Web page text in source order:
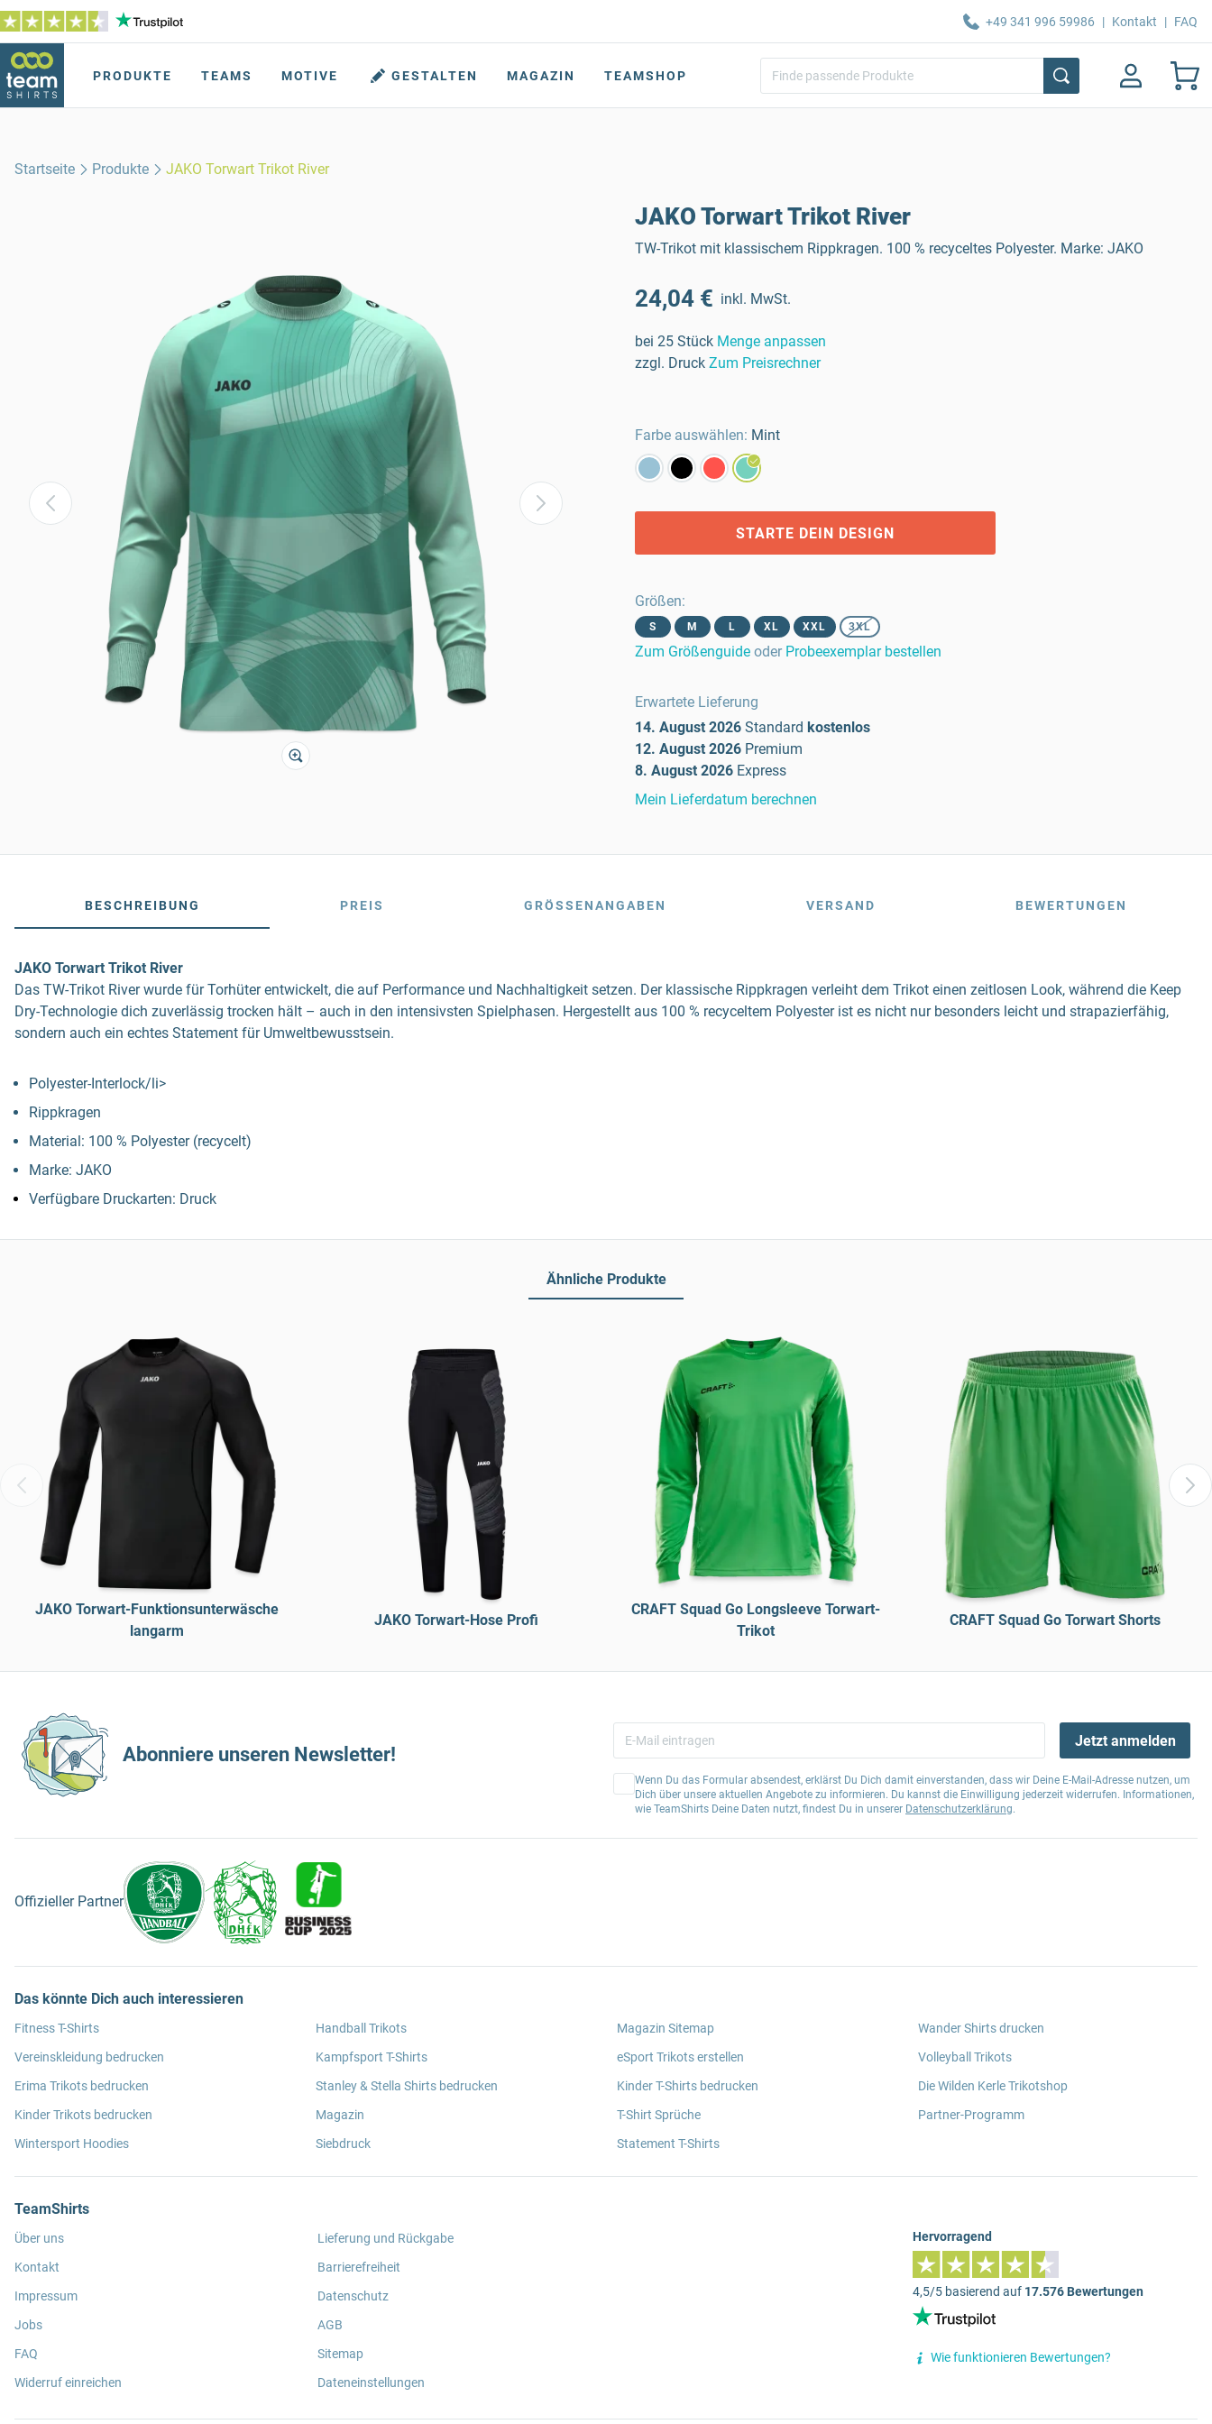
+49 341 996 59986 | Kontakt | FAQ
PRODUKTE TEAMS MOTIVE GESTALTEN MAGAZIN TEAMSHOP
Startseite Produkte JAKO Torwart Trikot River
JAKO Torwart Trikot River
TW-Trikot mit klassischem Rippkragen. 100 % recyceltes Polyester. Marke: JAKO
24,04 € inkl. MwSt.
bei 25 Stück Menge anpassen
zzgl. Druck Zum Preisrechner
Farbe auswählen: Mint
STARTE DEIN DESIGN
Größen:
S M L XL XXL 3XL
Zum Größenguide oder Probeexemplar bestellen
Erwartete Lieferung
14. August 2026 Standard kostenlos
12. August 2026 Premium
8. August 2026 Express
Mein Lieferdatum berechnen
BESCHREIBUNG PREIS GRÖSSENANGABEN VERSAND BEWERTUNGEN
JAKO Torwart Trikot River
Das TW-Trikot River wurde für Torhüter entwickelt, die auf Performance und Nachhaltigkeit setzen. Der klassische Rippkragen verleiht dem Trikot einen zeitlosen Look, während die Keep
Dry-Technologie dich zuverlässig trocken hält – auch in den intensivsten Spielphasen. Hergestellt aus 100 % recyceltem Polyester ist es nicht nur besonders leicht und strapazierfähig,
sondern auch ein echtes Statement für Umweltbewusstsein.
Polyester-Interlock/li>
Rippkragen
Material: 100 % Polyester (recycelt)
Marke: JAKO
Verfügbare Druckarten: Druck
Ähnliche Produkte
JAKO Torwart-Funktionsunterwäsche
langarm
JAKO Torwart-Hose Profi
CRAFT Squad Go Longsleeve Torwart-
Trikot
CRAFT Squad Go Torwart Shorts
Abonniere unseren Newsletter!
Jetzt anmelden
Wenn Du das Formular absendest, erklärst Du Dich damit einverstanden, dass wir Deine E-Mail-Adresse nutzen, um
Dich über unsere aktuellen Angebote zu informieren. Du kannst die Einwilligung jederzeit widerrufen. Informationen,
wie TeamShirts Deine Daten nutzt, findest Du in unserer Datenschutzerklärung.
Offizieller Partner
Das könnte Dich auch interessieren
Fitness T-Shirts
Vereinskleidung bedrucken
Erima Trikots bedrucken
Kinder Trikots bedrucken
Wintersport Hoodies
Handball Trikots
Kampfsport T-Shirts
Stanley & Stella Shirts bedrucken
Magazin
Siebdruck
Magazin Sitemap
eSport Trikots erstellen
Kinder T-Shirts bedrucken
T-Shirt Sprüche
Statement T-Shirts
Wander Shirts drucken
Volleyball Trikots
Die Wilden Kerle Trikotshop
Partner-Programm
TeamShirts
Über uns
Kontakt
Impressum
Jobs
FAQ
Widerruf einreichen
Lieferung und Rückgabe
Barrierefreiheit
Datenschutz
AGB
Sitemap
Dateneinstellungen
Hervorragend
4,5/5 basierend auf 17.576 Bewertungen
Wie funktionieren Bewertungen?